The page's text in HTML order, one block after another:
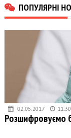
ПОПУЛЯРНІ
02.05.2017 11:30
Розшифровуємо